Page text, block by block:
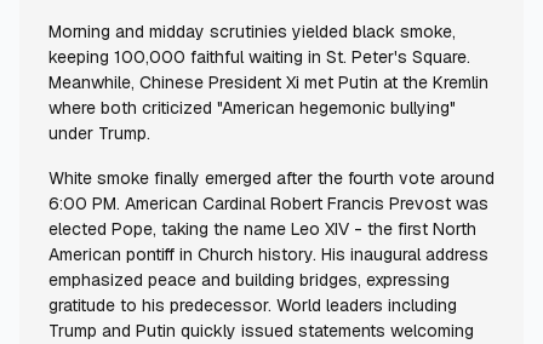
Morning and midday scrutinies yielded black smoke,
keeping 100,000 faithful waiting in St. Peter's Square.
Meanwhile, Chinese President Xi met Putin at the Kremlin
where both criticized "American hegemonic bullying"
under Trump.
White smoke finally emerged after the fourth vote around
6:00 PM. American Cardinal Robert Francis Prevost was
elected Pope, taking the name Leo XIV - the first North
American pontiff in Church history. His inaugural address
emphasized peace and building bridges, expressing
gratitude to his predecessor. World leaders including
Trump and Putin quickly issued statements welcoming